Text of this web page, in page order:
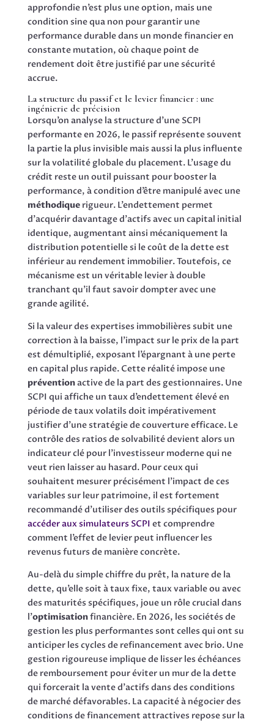
approfondie n’est plus une option, mais une
condition sine qua non pour garantir une
performance durable dans un monde financier en
constante mutation, où chaque point de
rendement doit être justifié par une sécurité
accrue.
La structure du passif et le levier financier : une
ingénierie de précision
Lorsqu’on analyse la structure d’une SCPI
performante en 2026, le passif représente souvent
la partie la plus invisible mais aussi la plus influente
sur la volatilité globale du placement. L’usage du
crédit reste un outil puissant pour booster la
performance, à condition d’être manipulé avec une
méthodiquerigueur. L’endettement permet
d’acquérir davantage d’actifs avec un capital initial
identique, augmentant ainsi mécaniquement la
distribution potentielle si le coût de la dette est
inférieur au rendement immobilier. Toutefois, ce
mécanisme est un véritable levier à double
tranchant qu’il faut savoir dompter avec une
grande agilité.
Si la valeur des expertises immobilières subit une
correction à la baisse, l’impact sur le prix de la part
est démultiplié, exposant l’épargnant à une perte
en capital plus rapide. Cette réalité impose une
préventionactive de la part des gestionnaires. Une
SCPI qui affiche un taux d’endettement élevé en
période de taux volatils doit impérativement
justifier d’une stratégie de couverture efficace. Le
contrôle des ratios de solvabilité devient alors un
indicateur clé pour l’investisseur moderne qui ne
veut rien laisser au hasard. Pour ceux qui
souhaitent mesurer précisément l’impact de ces
variables sur leur patrimoine, il est fortement
recommandé d’utiliser des outils spécifiques pour
accéder aux simulateurs SCPI et comprendre
comment l’effet de levier peut influencer les
revenus futurs de manière concrète.
Au-delà du simple chiffre du prêt, la nature de la
dette, qu’elle soit à taux fixe, taux variable ou avec
des maturités spécifiques, joue un rôle crucial dans
l’optimisationfinancière. En 2026, les sociétés de
gestion les plus performantes sont celles qui ont su
anticiper les cycles de refinancement avec brio. Une
gestion rigoureuse implique de lisser les échéances
de remboursement pour éviter un mur de la dette
qui forcerait la vente d’actifs dans des conditions
de marché défavorables. La capacité à négocier des
conditions de financement attractives repose sur la